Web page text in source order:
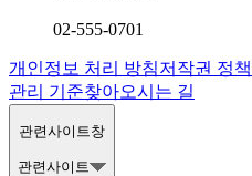
02-555-0701
개인정보 처리 방침저작권 정책
관리 기준찾아오시는 길
관련사이트창
관련사이트